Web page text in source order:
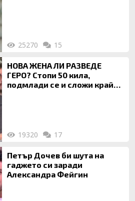
25270 15
НОВА ЖЕНА ЛИ РАЗВЕДЕ
ГЕРО? Стопи 50 кила,
подмлади се и сложи край
19320 17
Петър Дочев би шута на
гаджето си заради
Александра Фейгин